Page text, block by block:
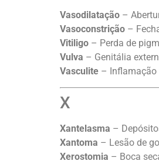
Vasodilatação –
Vasoconstrição –
Vitiligo – Perda de
Vulva – Genitália
Vasculite – Inflamação
X
Xantelasma –
Xantoma – Lesão de
Xerostomia – Boca